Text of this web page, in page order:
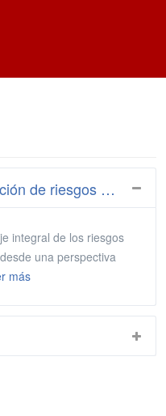
riesgos naturales
integral de los riesgos
una perspectiva
más